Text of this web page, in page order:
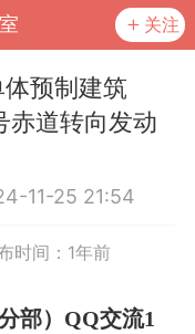
关注
预制建筑
道转向发动
11-25 21:54
时间：1年前
部）QQ交流1